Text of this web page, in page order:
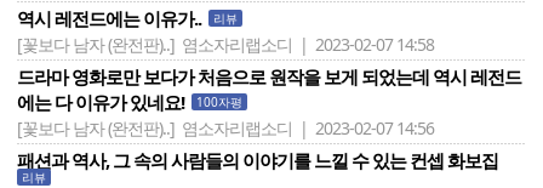
역시 레전드에는 이유가.. 리뷰
[꽃보다 남자 (완전판)..] 염소자리랩소디 | 2023-02-07 14:58
드라마 영화로만 보다가 처음으로 원작을 보게 되었는데 역시 레전드
에는 다 이유가 있네요!
100자평
[꽃보다 남자 (완전판)..] 염소자리랩소디 | 2023-02-07 14:56
패션과 역사, 그 속의 사람들의 이야기를 느낄 수 있는 컨셉 화보집
리뷰